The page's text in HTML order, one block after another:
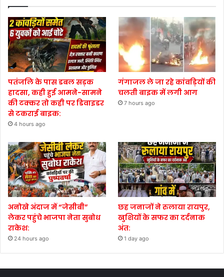
पतंजलि के पास डबल सड़क
हादसा, कही हुई आमने-सामने
की टक्कर तो कही पर डिवाइडर
से टकराई बाइक:
4 hours ago
गंगाजल ले जा रहे कांवड़ियों की
चलती बाइक में लगी आग
7 hours ago
अनोखे अंदाज में “जेसीबी”
लेकर पहुंचे भाजपा नेता सुबोध
राकेश:
24 hours ago
छह जनाजों ने रुलाया रायपुर,
खुशियों के सफर का दर्दनाक
अंत:
1 day ago